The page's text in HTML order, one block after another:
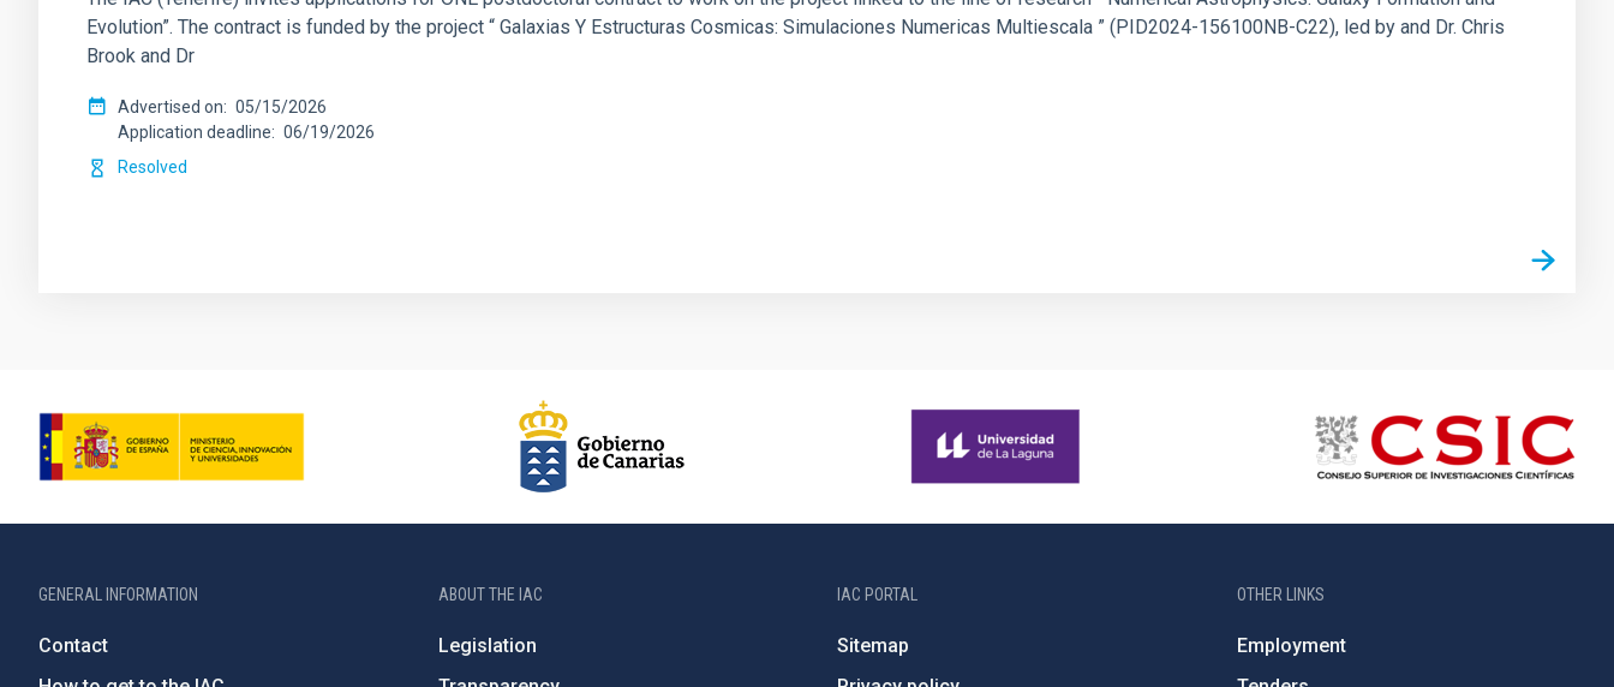
Evolution”. The contract is funded by the project “ Galaxias Y Estructuras Cosmicas: Simulaciones Numericas Multiescala ” (PID2024-156100NB-C22), led by and Dr. Chris
Brook and Dr
Advertised on
05/15/2026
Application deadline
06/19/2026
Resolved
GENERAL INFORMATION
Contact
ABOUT THE IAC
Legislation
IAC PORTAL
Sitemap
OTHER LINKS
Employment